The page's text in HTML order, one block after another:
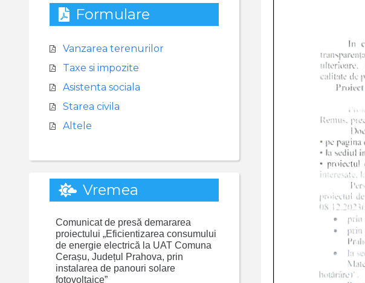
Formulare
Vanzarea terenurilor
Taxe si impozite
Asistenta sociala
Starea civila
Altele
Vremea
Comunicat de presă demararea
proiectului „Eficientizarea consumului
de energie electrică la UAT Comuna
Cerașu, Județul Prahova, prin
instalarea de panouri solare
fotovoltaice”